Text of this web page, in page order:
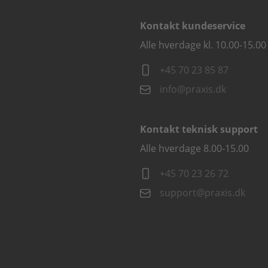
Kontakt kundeservice
Alle hverdage kl. 10.00-15.00
+45 70 23 85 87
info@praxis.dk
Kontakt teknisk support
Alle hverdage 8.00-15.00
+45 70 23 26 72
support@praxis.dk